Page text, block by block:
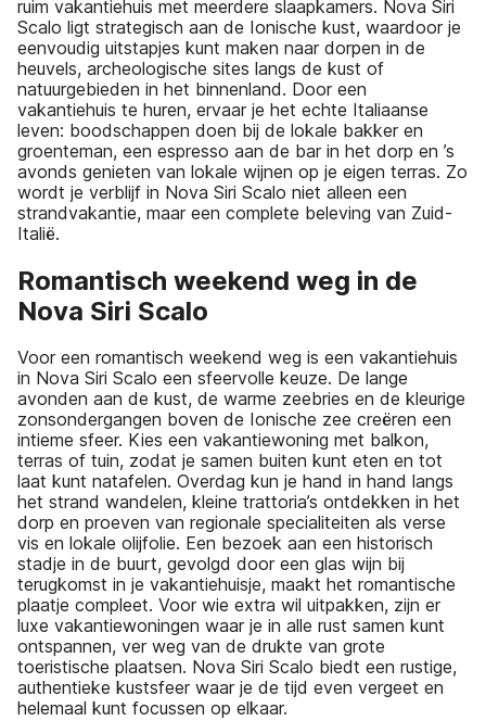
ruim vakantiehuis met meerdere slaapkamers. Nova Siri
Scalo ligt strategisch aan de Ionische kust, waardoor je
eenvoudig uitstapjes kunt maken naar dorpen in de
heuvels, archeologische sites langs de kust of
natuurgebieden in het binnenland. Door een
vakantiehuis te huren, ervaar je het echte Italiaanse
leven: boodschappen doen bij de lokale bakker en
groenteman, een espresso aan de bar in het dorp en ’s
avonds genieten van lokale wijnen op je eigen terras. Zo
wordt je verblijf in Nova Siri Scalo niet alleen een
strandvakantie, maar een complete beleving van Zuid-
Italië.
Romantisch weekend weg in de
Nova Siri Scalo
Voor een romantisch weekend weg is een vakantiehuis
in Nova Siri Scalo een sfeervolle keuze. De lange
avonden aan de kust, de warme zeebries en de kleurige
zonsondergangen boven de Ionische zee creëren een
intieme sfeer. Kies een vakantiewoning met balkon,
terras of tuin, zodat je samen buiten kunt eten en tot
laat kunt natafelen. Overdag kun je hand in hand langs
het strand wandelen, kleine trattoria’s ontdekken in het
dorp en proeven van regionale specialiteiten als verse
vis en lokale olijfolie. Een bezoek aan een historisch
stadje in de buurt, gevolgd door een glas wijn bij
terugkomst in je vakantiehuisje, maakt het romantische
plaatje compleet. Voor wie extra wil uitpakken, zijn er
luxe vakantiewoningen waar je in alle rust samen kunt
ontspannen, ver weg van de drukte van grote
toeristische plaatsen. Nova Siri Scalo biedt een rustige,
authentieke kustsfeer waar je de tijd even vergeet en
helemaal kunt focussen op elkaar.